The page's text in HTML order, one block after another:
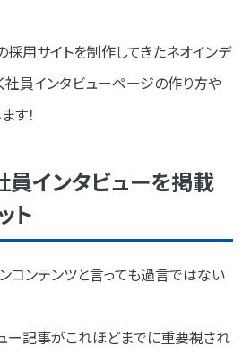
い
ージ
採用サイトを制作してきたネオインデ
社員インタビューページの作り方や
す！
員インタビューを掲載
ト
コンテンツと言っても過言ではない
ー記事がこれほどまでに重要視され